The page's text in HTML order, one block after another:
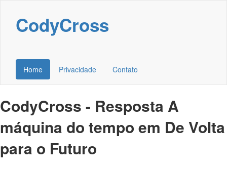
CodyCross
Home Privacidade Contato
CodyCross - Resposta A
máquina do tempo em De Volta
para o Futuro